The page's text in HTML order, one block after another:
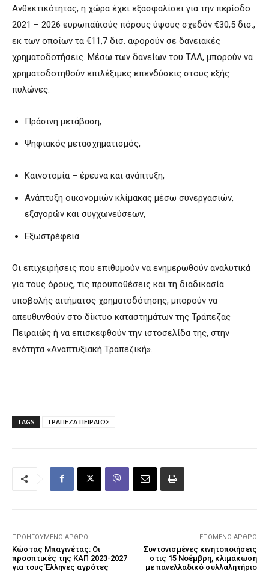
Ανθεκτικότητας, η χώρα έχει εξασφαλίσει για την περίοδο
2021 – 2026 ευρωπαϊκούς πόρους ύψους σχεδόν €30,5 δισ.,
εκ των οποίων τα €11,7 δισ. αφορούν σε δανειακές
χρηματοδοτήσεις. Μέσω των δανείων του ΤΑΑ, μπορούν να
χρηματοδοτηθούν επιλέξιμες επενδύσεις στους εξής
πυλώνες:
Πράσινη μετάβαση,
Ψηφιακός μετασχηματισμός,
Καινοτομία – έρευνα και ανάπτυξη,
Ανάπτυξη οικονομιών κλίμακας μέσω συνεργασιών,
εξαγορών και συγχωνεύσεων,
Εξωστρέφεια
Οι επιχειρήσεις που επιθυμούν να ενημερωθούν αναλυτικά
για τους όρους, τις προϋποθέσεις και τη διαδικασία
υποβολής αιτήματος χρηματοδότησης, μπορούν να
απευθυνθούν στο δίκτυο καταστημάτων της Τράπεζας
Πειραιώς ή να επισκεφθούν την ιστοσελίδα της, στην
ενότητα «Αναπτυξιακή Τραπεζική».
TAGS ΤΡΑΠΕΖΑ ΠΕΙΡΑΙΩΣ
ΠΡΟΗΓΟΎΜΕΝΟ ΆΡΘΡΟ
Κώστας Μπαγινέτας: Οι
προοπτικές της ΚΑΠ 2023-2027
για τους Έλληνες αγρότες
ΕΠΌΜΕΝΟ ΆΡΘΡΟ
Συντονισμένες κινητοποιήσεις
στις 15 Νοέμβρη, κλιμάκωση
με πανελλαδικό συλλαλητήριο